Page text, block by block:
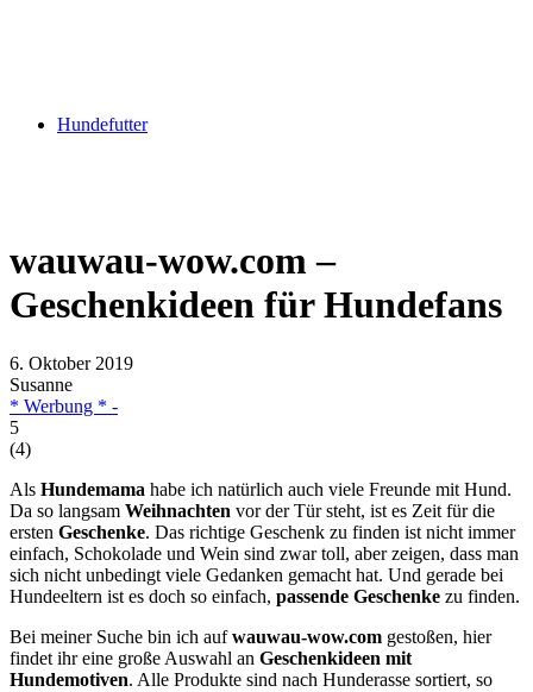
Hundefutter
wauwau-wow.com –
Geschenkideen für Hundefans
6. Oktober 2019
Susanne
* Werbung * -
5
(4)
Als Hundemama habe ich natürlich auch viele Freunde mit Hund.
Da so langsam Weihnachten vor der Tür steht, ist es Zeit für die
ersten Geschenke. Das richtige Geschenk zu finden ist nicht immer
einfach, Schokolade und Wein sind zwar toll, aber zeigen, dass man
sich nicht unbedingt viele Gedanken gemacht hat. Und gerade bei
Hundeeltern ist es doch so einfach, passende Geschenke zu finden.
Bei meiner Suche bin ich aufwauwau-wow.com gestoßen, hier
findet ihr eine große Auswahl an Geschenkideen mit
Hundemotiven. Alle Produkte sind nach Hunderasse sortiert, so